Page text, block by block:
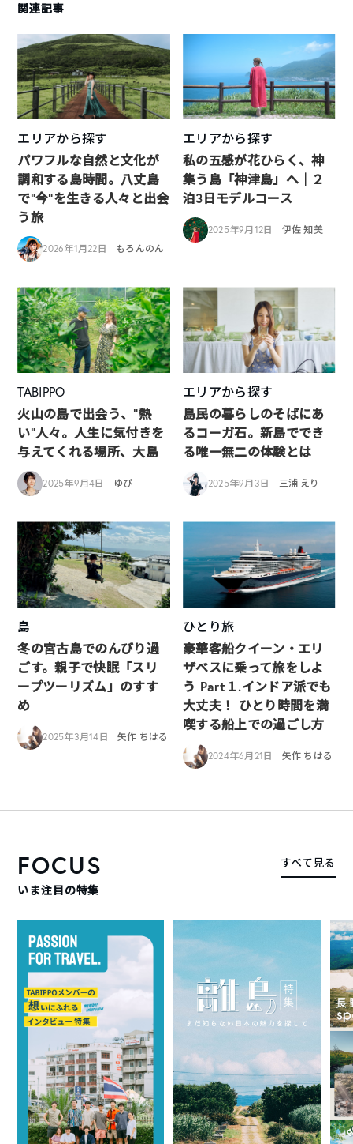
関連記事
エリアから探す
パワフルな自然と文化が
調和する島時間。八丈島
で“今”を生きる人々と出会
う旅
2026年1月22日 もろんのん
エリアから探す
私の五感が花ひらく、神
集う島「神津島」へ｜２
泊3日モデルコース
2025年9月12日 伊佐 知美
TABIPPO
火山の島で出会う、“熱
い“人々。人生に気付きを
与えてくれる場所、大島
2025年9月4日 ゆぴ
エリアから探す
島民の暮らしのそばにあ
るコーガ石。新島ででき
る唯一無二の体験とは
2025年9月3日 三浦 えり
島
冬の宮古島でのんびり過
ごす。親子で快眠「スリ
ープツーリズム」のすす
め
2025年3月14日 矢作 ちはる
ひとり旅
豪華客船クイーン・エリ
ザベスに乗って旅をしよ
う Part１.インドア派でも
大丈夫！ ひとり時間を満
喫する船上での過ごし方
2024年6月21日 矢作 ちはる
FOCUS
いま注目の特集
すべて見る